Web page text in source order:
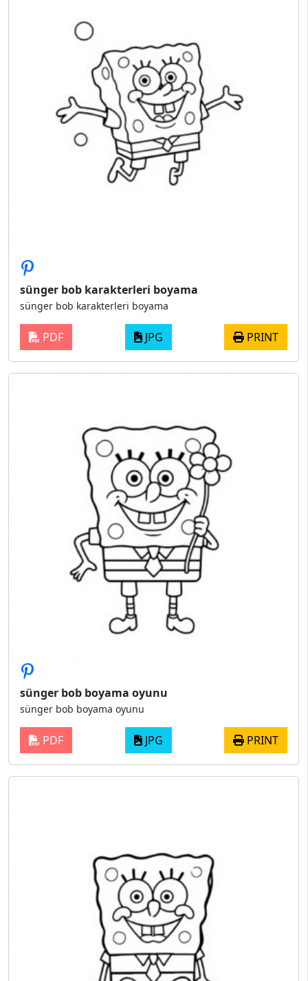
sünger bob karakterleri boyama
sünger bob karakterleri boyama
PDF JPG PRINT
sünger bob boyama oyunu
sünger bob boyama oyunu
PDF JPG PRINT